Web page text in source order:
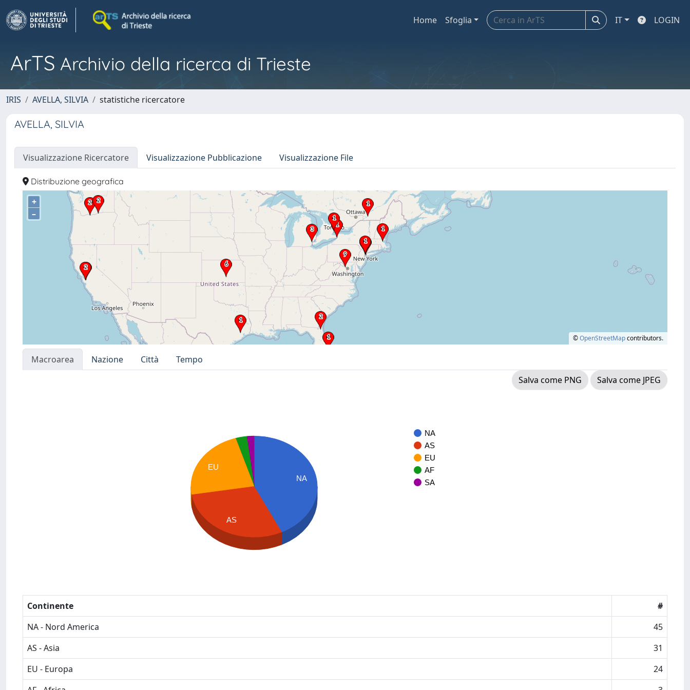
Home Sfoglia IT LOGIN
ArTS Archivio della ricerca di Trieste
IRIS AVELLA, SILVIA statistiche ricercatore
AVELLA, SILVIA
Visualizzazione Ricercatore Visualizzazione Pubblicazione Visualizzazione File
Distribuzione geografica
+
–
©OpenStreetMapcontributors.
Macroarea Nazione Città
Tempo
Salva come PNG
Salva come JPEG
NA
AS
EU
AF
SA
NA
EU
AS
Continente
#
NA - Nord America
45
AS - Asia
31
EU - Europa
24